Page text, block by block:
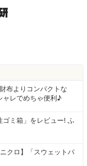
布よりコンパクトな
ャレでめちゃ便利♪
ゴミ箱」をレビュー! ふ
クロ】「スウェットパ